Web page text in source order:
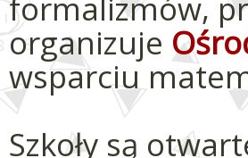
formalizmów,
organizuje
wsparciu
Szkoły są